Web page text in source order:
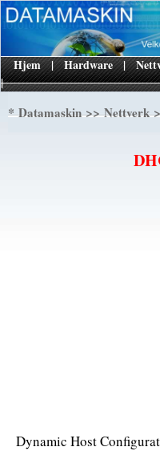
|
Hjem | Hardware |
*Datamaskin>>Nettverk
Dynamic Host